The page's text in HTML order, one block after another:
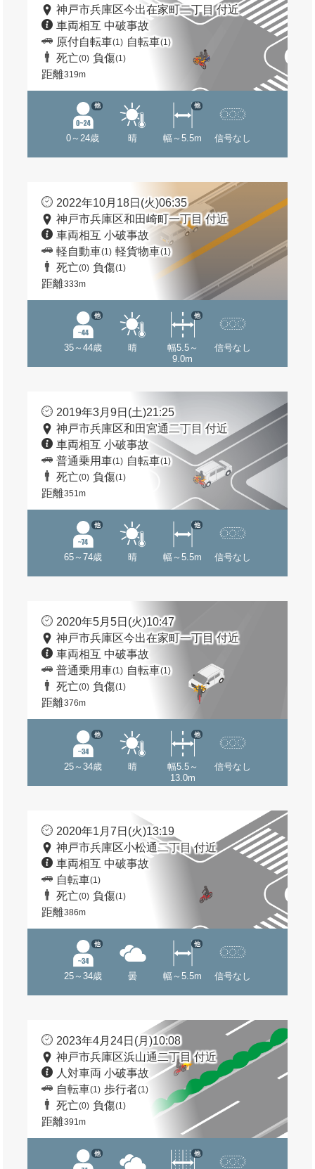
神戸市兵庫区今出在家町二丁目 付近
車両相互 中破事故
原付自転車(1) 自転車(1)
死亡(0) 負傷(1)
距離319m
0～24歳
他
晴 幅～5.5m
他
信号なし
2022年10月18日(火)06:35
神戸市兵庫区和田崎町一丁目 付近
車両相互 小破事故
軽自動車(1) 軽貨物車(1)
死亡(0) 負傷(1)
距離333m
35～44歳
他
晴
幅5.5～
9.0m
他
信号なし
2019年3月9日(土)21:25
神戸市兵庫区和田宮通二丁目 付近
車両相互 小破事故
普通乗用車(1) 自転車(1)
死亡(0) 負傷(1)
距離351m
65～74歳
他
晴 幅～5.5m
他
信号なし
2020年5月5日(火)10:47
神戸市兵庫区今出在家町一丁目 付近
車両相互 中破事故
普通乗用車(1) 自転車(1)
死亡(0) 負傷(1)
距離376m
25～34歳
他
晴
幅5.5～
13.0m
他
信号なし
2020年1月7日(火)13:19
神戸市兵庫区小松通二丁目 付近
車両相互 中破事故
自転車(1)
死亡(0) 負傷(1)
距離386m
25～34歳
他
曇 幅～5.5m
他
信号なし
2023年4月24日(月)10:08
神戸市兵庫区浜山通二丁目 付近
人対車両 小破事故
自転車(1) 歩行者(1)
死亡(0) 負傷(1)
距離391m
他 他